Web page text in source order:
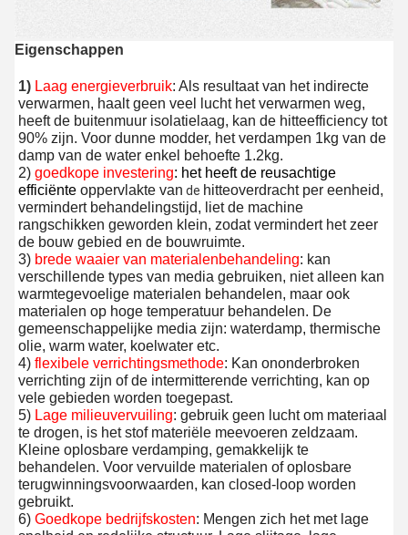
Eigenschappen
1) Laag energieverbruik: Als resultaat van het indirecte
verwarmen, haalt geen veel lucht het verwarmen weg,
heeft de buitenmuur isolatielaag, kan de hitteefficiency tot
90% zijn. Voor dunne modder, het verdampen 1kg van de
damp van de water enkel behoefte 1.2kg.
2) goedkope investering: het heeft de reusachtige
efficiënte oppervlakte van de hitteoverdracht per eenheid,
vermindert behandelingstijd, liet de machine
rangschikken geworden klein, zodat vermindert het zeer
de bouw gebied en de bouwruimte.
3) brede waaier van materialenbehandeling: kan
verschillende types van media gebruiken, niet alleen kan
warmtegevoelige materialen behandelen, maar ook
materialen op hoge temperatuur behandelen. De
gemeenschappelijke media zijn: waterdamp, thermische
olie, warm water, koelwater etc.
4) flexibele verrichtingsmethode: Kan ononderbroken
verrichting zijn of de intermitterende verrichting, kan op
vele gebieden worden toegepast.
5) Lage milieuvervuiling: gebruik geen lucht om materiaal
te drogen, is het stof materiële meevoeren zeldzaam.
Kleine oplosbare verdamping, gemakkelijk te
behandelen. Voor vervuilde materialen of oplosbare
terugwinningsvoorwaarden, kan closed-loop worden
gebruikt.
6) Goedkope bedrijfskosten: Mengen zich het met lage